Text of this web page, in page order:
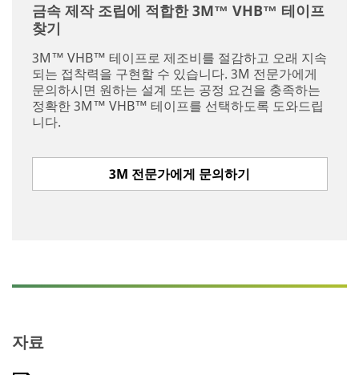
금속 제작 조립에 적합한 3M™ VHB™ 테이프
찾기
3M™ VHB™ 테이프로 제조비를 절감하고 오래 지속
되는 접착력을 구현할 수 있습니다. 3M 전문가에게
문의하시면 원하는 설계 또는 공정 요건을 충족하는
정확한 3M™ VHB™ 테이프를 선택하도록 도와드립
니다.
3M 전문가에게 문의하기
자료